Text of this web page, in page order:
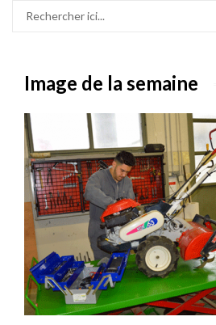
Image de la semaine